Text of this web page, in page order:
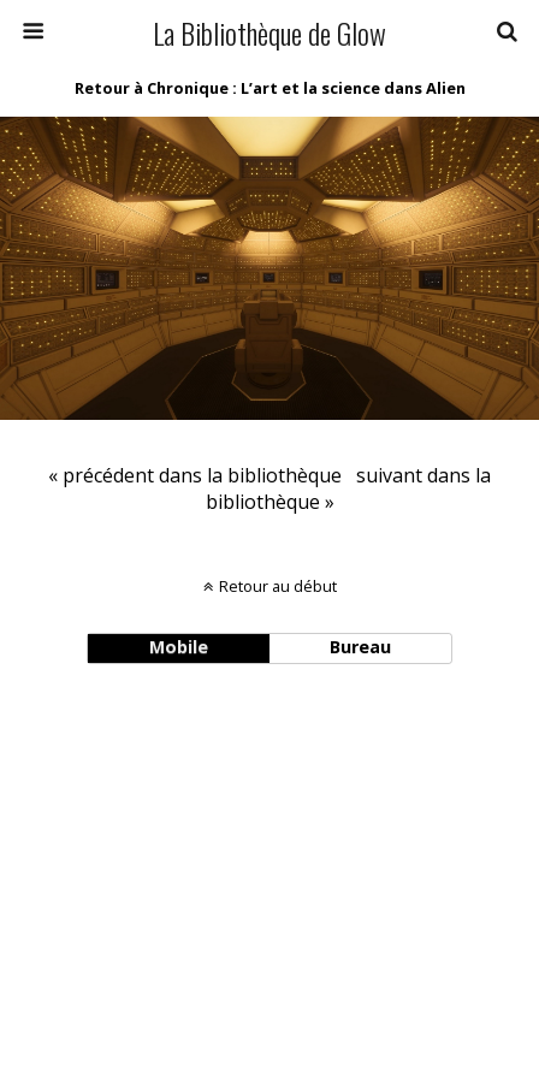
La Bibliothèque de Glow
Retour à Chronique : L’art et la science dans Alien
« précédent dans la bibliothèque suivant dans la
bibliothèque »
Retour au début
Mobile Bureau